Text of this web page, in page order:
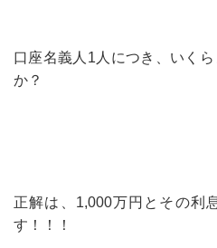
口座名義人1人につき、いく
か？
正解は、1,000万円とその利
す！！！